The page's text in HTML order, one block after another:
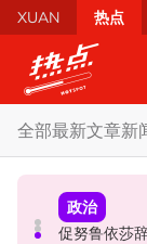
Skip to main
XUAN 热点
全部最新文章新
国际
政治
政治
促努鲁依莎辞职后勿重